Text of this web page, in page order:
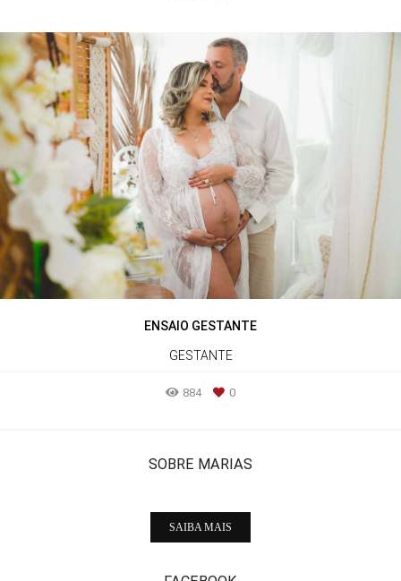
ENSAIO GESTANTE
GESTANTE
884 0
SOBRE MARIAS
SAIBA MAIS